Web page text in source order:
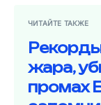
ЧИТАЙТЕ ТАКЖЕ
жара,
промах